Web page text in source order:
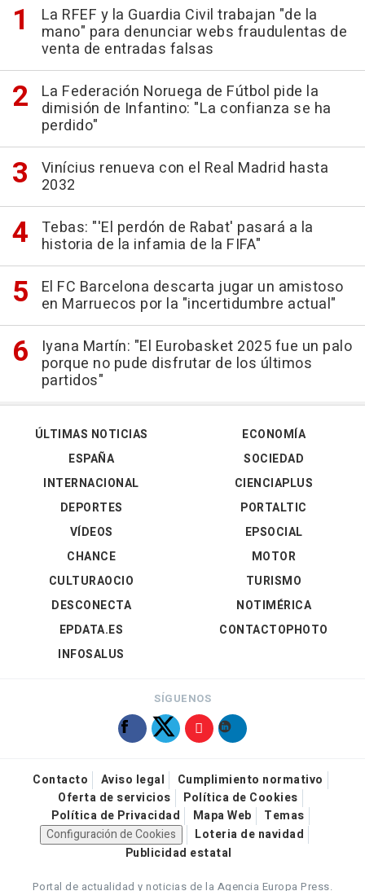
La RFEF y la Guardia Civil trabajan "de la
mano" para denunciar webs fraudulentas de
venta de entradas falsas
La Federación Noruega de Fútbol pide la
dimisión de Infantino: "La confianza se ha
perdido"
Vinícius renueva con el Real Madrid hasta
2032
Tebas: "'El perdón de Rabat' pasará a la
historia de la infamia de la FIFA"
El FC Barcelona descarta jugar un amistoso
en Marruecos por la "incertidumbre actual"
Iyana Martín: "El Eurobasket 2025 fue un palo
porque no pude disfrutar de los últimos
partidos"
ÚLTIMAS NOTICIAS
ESPAÑA
INTERNACIONAL
DEPORTES
VÍDEOS
ECONOMÍA
SOCIEDAD
CIENCIAPLUS
PORTALTIC
EPSOCIAL
CHANCE
CULTURAOCIO
DESCONECTA
EPDATA.ES
INFOSALUS
MOTOR
TURISMO
NOTIMÉRICA
CONTACTOPHOTO
SÍGUENOS
Contacto Aviso legal
Cumplimiento normativo
Oferta de servicios
Política de Cookies
Política de Privacidad
Mapa Web
Temas
Configuración de Cookies
Loteria de navidad
Publicidad estatal
Portal de actualidad y noticias de la Agencia Europa Press.